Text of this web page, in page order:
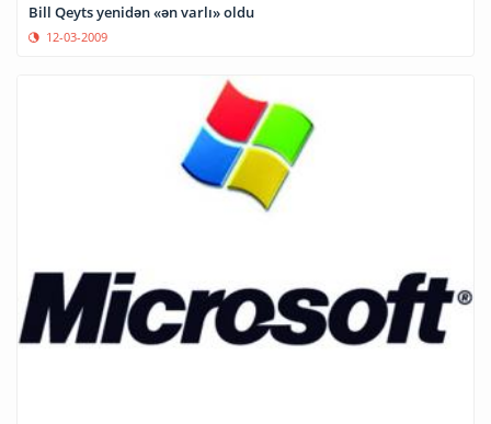
Bill Qeyts yenidən «ən varlı» oldu
12-03-2009